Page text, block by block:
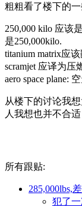
粗粗看了楼下的
250,000 kilo 应该
是250,000kilo.
titanium matrix应
scramjet 应译为压
aero space plane:
从楼下的讨论我
人我想也并不合
所有跟贴:
285,000lbs,
犯了一